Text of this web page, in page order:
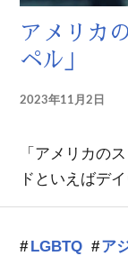
アメリカ
ペル」
2023年11月2日
「アメリカの
ドといえばデ
LGBTQ ア